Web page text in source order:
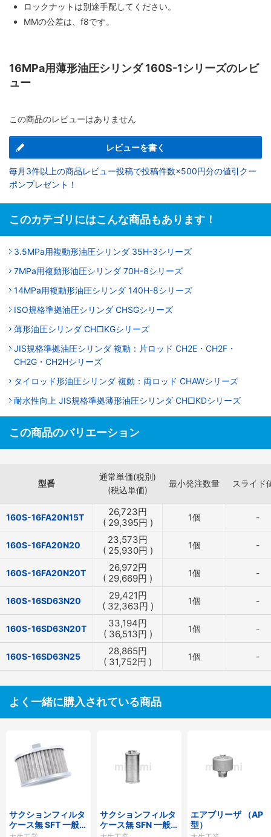
ロックナットは別途手配してください。
MMの公差は、f8です。
16MPa用薄形油圧シリンダ 160S-1シリーズのレビ
ュー
この商品のレビューはありません
レビューを書く
毎月3件以上の商品レビュー投稿で投稿件数×500円分の値引クー
ポンプレゼント！
このカテゴリにはこんな商品もあります！
3.5MPa用複動形油圧シリンダ 35H-3シリーズ
7MPa用複動形油圧シリンダ 70H-8シリーズ
14MPa用複動形油圧シリンダ 140H-8シリーズ
ISO規格準拠油圧シリンダ CHSGシリーズ
薄形油圧シリンダ CH□KGシリーズ
JIS規格準拠油圧シリンダ 複動：片ロッド CH2E・CH2F・
CH2G・CH2Hシリーズ
タイロッド形油圧シリンダ 複動：両ロッド CHAWシリーズ
耐水性向上 JIS規格準拠薄形油圧シリンダ CH□KDシリーズ
この商品のバリエーション
型番
通常単価(税別)
(税込単価)
最小発注数量 スライド
160S-16FA20N15T 26,723円
( 29,395円 ) 1個 -
160S-16FA20N20 23,573円
( 25,930円 ) 1個 -
160S-16FA20N20T 26,972円
( 29,669円 ) 1個 -
160S-16SD63N20 29,421円
( 32,363円 ) 1個 -
160S-16SD63N20T 33,194円
( 36,513円 ) 1個 -
160S-16SD63N25 28,865円
( 31,752円 ) 1個 -
よく一緒に購入されている商品
サクションフィルタ
ケース無 SFT 一般作
動油用
サクションフィルタ
ケース無 SFN 一般
作動油用
エアブリーザ （AP
型）